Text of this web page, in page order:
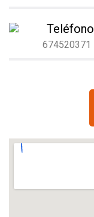
Teléfono
674520371